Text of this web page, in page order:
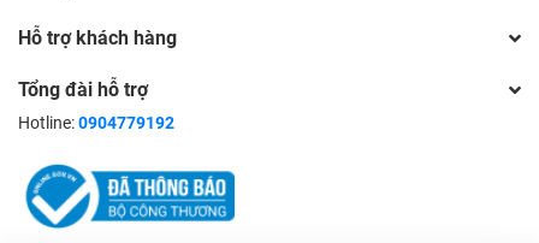
Hỗ trợ khách hàng
Tổng đài hỗ trợ
Hotline:0904779192